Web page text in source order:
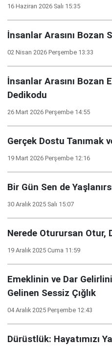
16 Haziran 2026 Salı 15:35
İnsanlar Arasını Bozan
02 Nisan 2026 Perşembe 13:33
İnsanlar Arasını Bozan
Dedikodu
26 Mart 2026 Perşembe 14:55
Gerçek Dostu Tanımak
19 Mart 2026 Perşembe 12:16
Bir Gün Sen de
30 Aralık 2025 Salı 15:07
Nerede Oturursan Otur,
19 Aralık 2025 Cuma 11:59
Emeklinin ve Dar
Gelinen Sessiz Çığlık
04 Aralık 2025 Perşembe 12:43
Dürüstlük: Hayatımızı